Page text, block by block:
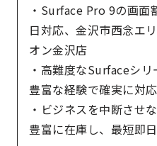
・Surface Pro 9の画面
日対応、金沢市西念エ
オン金沢店
・高難度なSurfaceシ
豊富な経験で確実に対応
・ビジネスを中断させ
豊富に在庫し、最短即